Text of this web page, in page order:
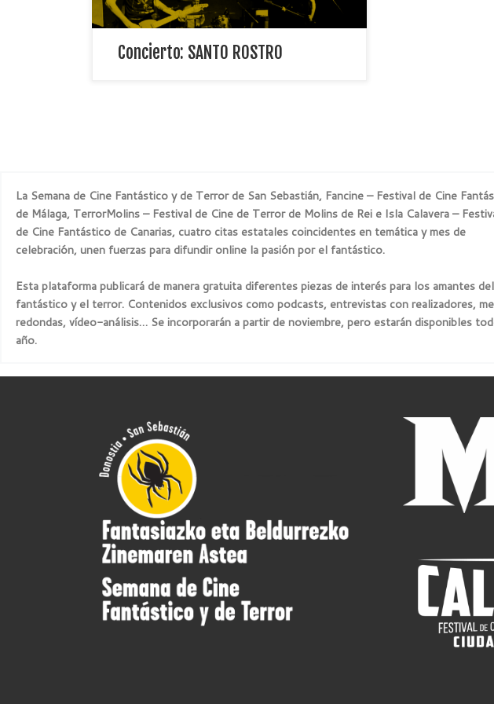
Concierto: SANTO ROSTRO
La Semana de Cine Fantástico y de Terror de San Sebastián, Fancine – Festival de Cine
de Málaga, TerrorMolins – Festival de Cine de Terror de Molins de Rei e Isla Calavera –
de Cine Fantástico de Canarias, cuatro citas estatales coincidentes en temática y mes de
celebración, unen fuerzas para difundir online la pasión por el fantástico.
Esta plataforma publicará de manera gratuita diferentes piezas de interés para los amantes del
fantástico y el terror. Contenidos exclusivos como podcasts, entrevistas con realizadores,
redondas, vídeo-análisis… Se incorporarán a partir de noviembre, pero estarán disponibles
año.